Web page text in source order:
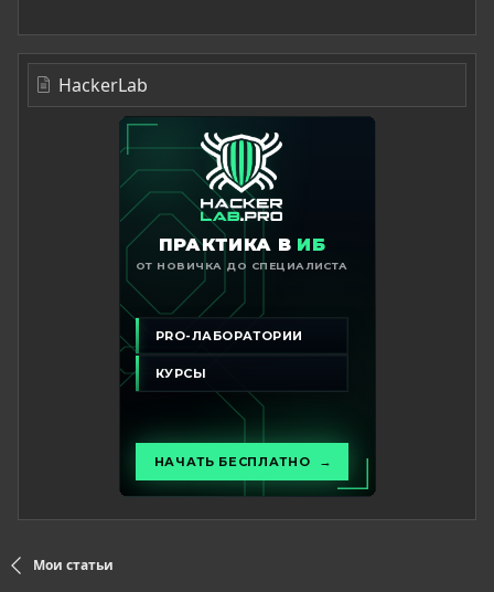
HackerLab
Мои статьи